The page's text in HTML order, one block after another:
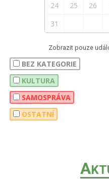
24
25 26
31
Zobrazit pouze
BEZ KATEGORIE
KULTURA
SAMOSPRÁVA
OSTATNÍ
A